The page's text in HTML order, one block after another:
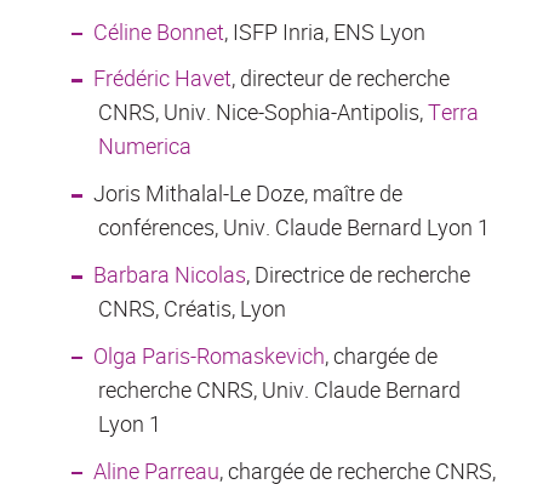
Céline Bonnet, ISFP Inria, ENS Lyon
Frédéric Havet, directeur de recherche
CNRS, Univ. Nice-Sophia-Antipolis,Terra
Numerica
Joris Mithalal-Le Doze, maître de
conférences, Univ. Claude Bernard Lyon 1
Barbara Nicolas, Directrice de recherche
CNRS, Créatis, Lyon
Olga Paris-Romaskevich, chargée de
recherche CNRS, Univ. Claude Bernard
Lyon 1
Aline Parreau, chargée de recherche CNRS,